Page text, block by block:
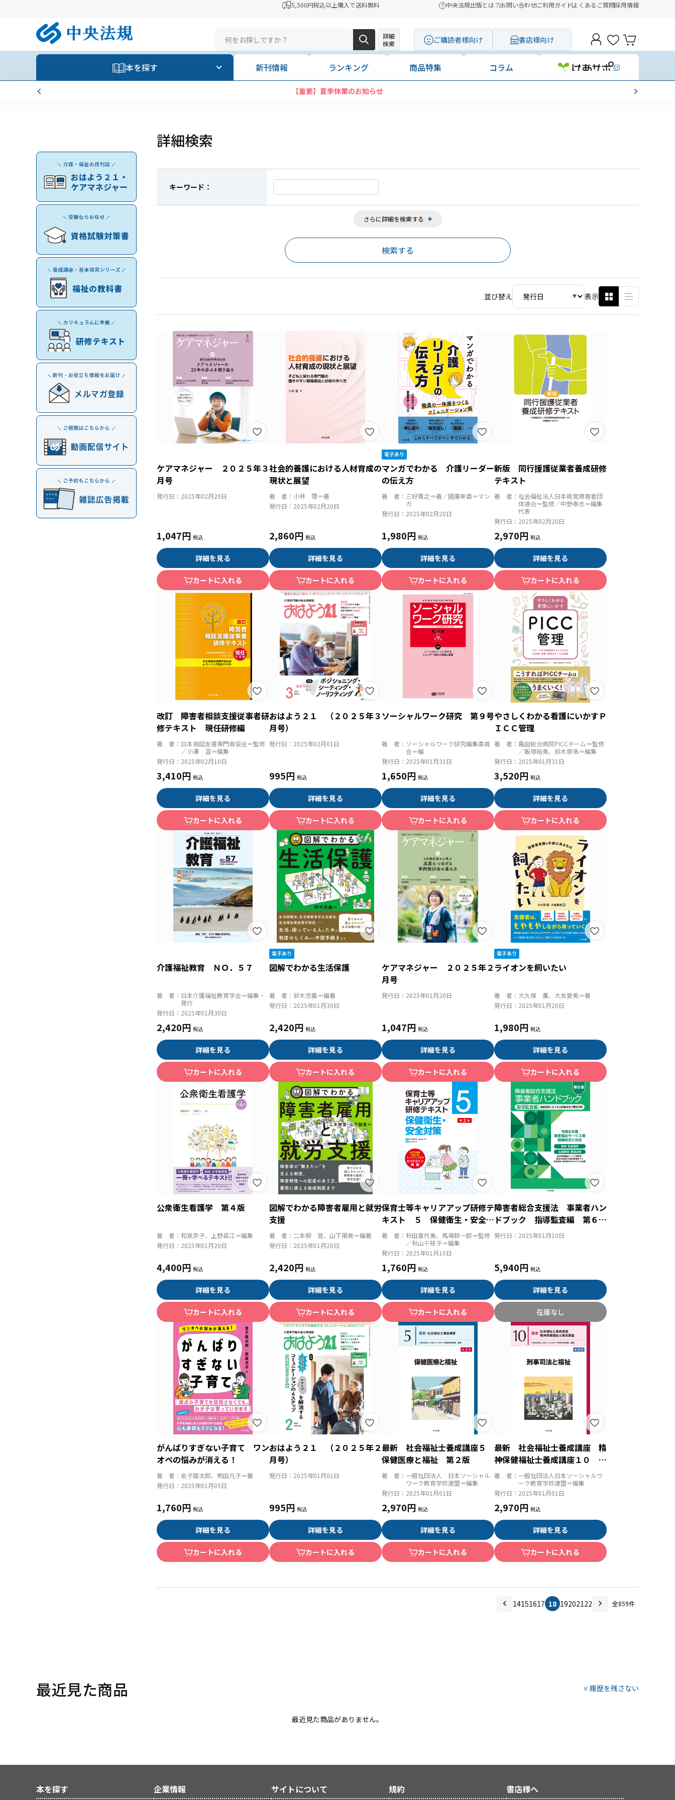
5,500円税込以上購入で送料無料 中央法規出版とは？お問い合わせご利用ガイドよくあるご質問採用情報
詳細
検索
ご購読者様向け 書店様向け
本を探す 新刊情報 ランキング 商品特集 コラム
【重要】夏季休業のお知らせ
詳細検索
キーワード：
さらに詳細を検索する
並び替え 表示
ケアマネジャー ２０２５年３
月号
発行日： 2025年02月20日
1,047円
詳細を見る
カートに入れる
社会的養護における人材育成の
現状と展望
著 者： 小林 理＝著
発行日： 2025年02月20日
2,860円
詳細を見る
カートに入れる
マンガでわかる 介護リーダー
の伝え方
著 者： 三好貴之＝著／國廣幸亜＝マン
ガ
発行日： 2025年02月20日
1,980円
詳細を見る
カートに入れる
新版 同行援護従業者養成研修
テキスト
著 者： 社会福祉法人日本視覚障害者団
体連合＝監修／中野泰志＝編集
代表
発行日： 2025年02月20日
2,970円
詳細を見る
カートに入れる
改訂 障害者相談支援従事者研
修テキスト 現任研修編
著 者： 日本相談支援専門員協会＝監修
／小澤 温＝編集
発行日： 2025年02月10日
3,410円
詳細を見る
カートに入れる
おはよう２１ （２０２５年３
月号）
発行日： 2025年02月01日
995円
詳細を見る
カートに入れる
ソーシャルワーク研究 第９号
著 者： ソーシャルワーク研究編集委員
会＝編
発行日： 2025年01月31日
1,650円
詳細を見る
カートに入れる
やさしくわかる看護にいかすＰ
ＩＣＣ管理
著 者： 亀田総合病院PICCチーム＝監修
／飯塚裕美、鈴木崇浩＝編集
発行日： 2025年01月31日
3,520円
詳細を見る
カートに入れる
介護福祉教育 ＮＯ．５７
著 者： 日本介護福祉教育学会＝編集・
発行
発行日： 2025年01月30日
2,420円
詳細を見る
カートに入れる
図解でわかる生活保護
著 者： 鈴木忠義＝編著
発行日： 2025年01月30日
2,420円
詳細を見る
カートに入れる
ケアマネジャー ２０２５年２
月号
発行日： 2025年01月20日
1,047円
詳細を見る
カートに入れる
ライオンを飼いたい
著 者： 大久保 薫、大友愛美＝著
発行日： 2025年01月20日
1,980円
詳細を見る
カートに入れる
公衆衛生看護学 第４版
著 者： 和泉京子、上野昌江＝編集
発行日： 2025年01月20日
4,400円
詳細を見る
カートに入れる
図解でわかる障害者雇用と就労
支援
著 者： 二本柳 覚、山下朋美＝編著
発行日： 2025年01月20日
2,420円
詳細を見る
カートに入れる
保育士等キャリアアップ研修テ
キスト ５ 保健衛生・安全対
策 第２版
著 者： 秋田喜代美、馬場耕一郎＝監修
／秋山千枝子＝編集
発行日： 2025年01月10日
1,760円
詳細を見る
カートに入れる
障害者総合支援法 事業者ハン
ドブック 指導監査編 第６
版 指導監査における主眼事項
発行日： 2025年01月10日
5,940円
詳細を見る
在庫なし
がんばりすぎない子育て ワン
オペの悩みが消える！
著 者： 金子龍太郎、熊田凡子＝著
発行日： 2025年01月05日
1,760円
詳細を見る
カートに入れる
おはよう２１ （２０２５年２
月号）
発行日： 2025年01月01日
995円
詳細を見る
カートに入れる
最新 社会福祉士養成講座５
保健医療と福祉 第２版
著 者： 一般社団法人 日本ソーシャル
ワーク教育学校連盟＝編集
発行日： 2025年01月01日
2,970円
詳細を見る
カートに入れる
最新 社会福祉士養成講座 精
神保健福祉士養成講座１０ 刑
事司法と福祉 第２版
著 者： 一般社団法人日本ソーシャルワ
ーク教育学校連盟＝編集
発行日： 2025年01月01日
2,970円
詳細を見る
カートに入れる
14151617 18 19202122 全859件
最近見た商品
最近見た商品がありません。
履歴を残さない
本を探す 企業情報 サイトについて 規約 書店様へ